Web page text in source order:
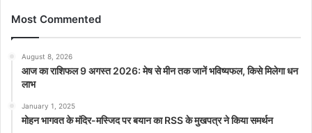
Most Commented
August 8, 2026
आज का राशिफल 9 अगस्त 2026: मेष से मीन तक जानें भविष्यफल, किसे मिलेगा धन
लाभ
January 1, 2025
मोहन भागवत के मंदिर-मस्जिद पर बयान का RSS के मुखपत्र ने किया समर्थन